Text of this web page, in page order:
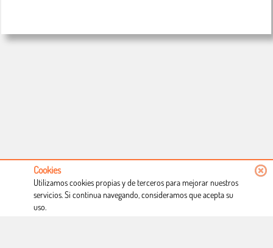
Condiciones de uso
Cookies
Utilizamos cookies propias y de terceros para mejorar nuestros
servicios. Si continua navegando, consideramos que acepta su
uso.